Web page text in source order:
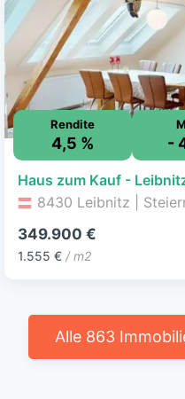
Rendite
4,5 % -
8430 Leibnitz |
349.900 €
1.555 € / m2
Alle 863